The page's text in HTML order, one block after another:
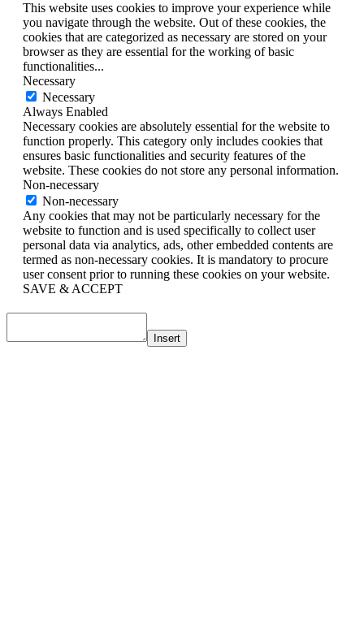
This website uses cookies to improve your experience while
you navigate through the website. Out of these cookies, the
cookies that are categorized as necessary are stored on your
browser as they are essential for the working of basic
functionalities...
Necessary
Necessary
Always Enabled
Necessary cookies are absolutely essential for the website to
function properly. This category only includes cookies that
ensures basic functionalities and security features of the
website. These cookies do not store any personal information.
Non-necessary
Non-necessary
Any cookies that may not be particularly necessary for the
website to function and is used specifically to collect user
personal data via analytics, ads, other embedded contents are
termed as non-necessary cookies. It is mandatory to procure
user consent prior to running these cookies on your website.
SAVE & ACCEPT
Insert